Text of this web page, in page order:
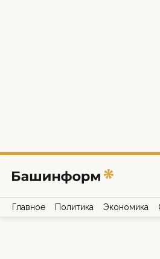
Главное Политика Экономика